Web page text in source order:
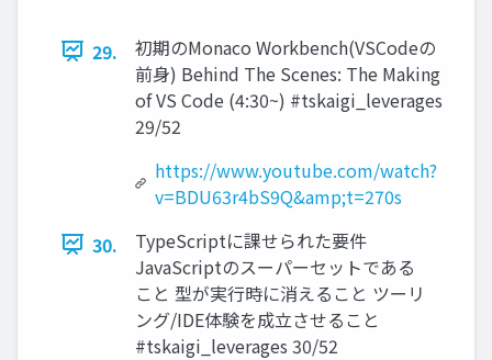
29.
初期のMonaco Workbench(VSCodeの
前身) Behind The Scenes: The Making
of VS Code (4:30~) #tskaigi_leverages
29/52
https://www.youtube.com/watch?
v=BDU63r4bS9Q&amp;t=270s
30.
TypeScriptに課せられた要件
JavaScriptのスーパーセットである
こと 型が実行時に消えること ツーリ
ング/IDE体験を成立させること
#tskaigi_leverages 30/52